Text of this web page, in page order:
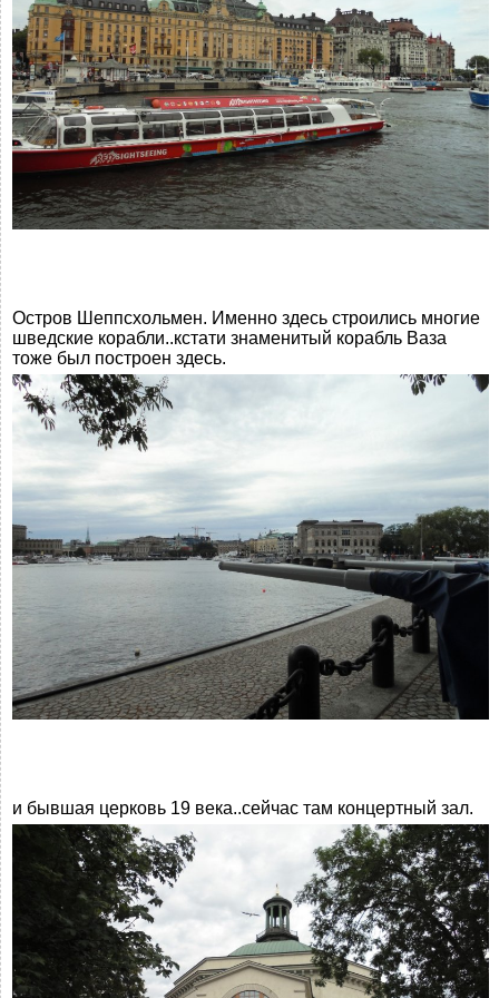
Остров Шеппсхольмен. Именно здесь строились многие
шведские корабли..кстати знаменитый корабль Ваза
тоже был построен здесь.
и бывшая церковь 19 века..сейчас там концертный зал.